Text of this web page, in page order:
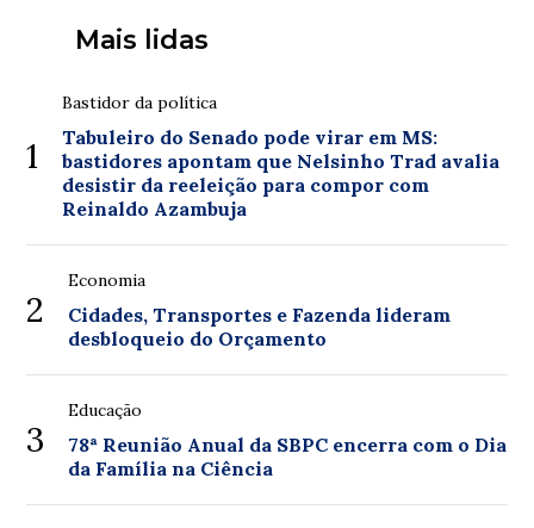
Mais lidas
1
Bastidor da política
Tabuleiro do Senado pode virar em MS:
bastidores apontam que Nelsinho Trad avalia
desistir da reeleição para compor com
Reinaldo Azambuja
2
Economia
Cidades, Transportes e Fazenda lideram
desbloqueio do Orçamento
3
Educação
78ª Reunião Anual da SBPC encerra com o Dia
da Família na Ciência